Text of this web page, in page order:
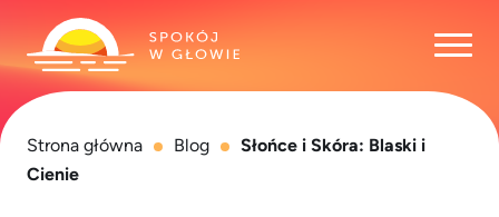
Strona główna Blog
Słońce i Skóra: Blaski i
Cienie